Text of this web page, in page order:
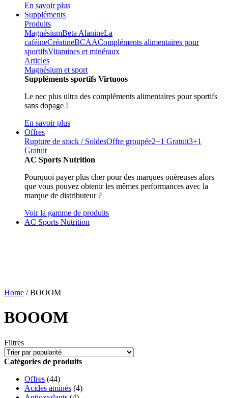
En savoir plus
Suppléments
Produits
MagnésiumBeta AlanineLa
caféineCréatineBCAACompléments alimentaires pour
sportifsVitamines et minéraux
Articles
Magnésium et sport
Suppléments sportifs Virtuoos
Le nec plus ultra des compléments alimentaires pour sportifs
sans dopage !
En savoir plus
Offres
Rupture de stock / SoldesOffre groupée2+1 Gratuit3+1
Gratuit
AC Sports Nutrition
Pourquoi payer plus cher pour des marques onéreuses alors
que vous pouvez obtenir les mêmes performances avec la
marque de distributeur ?
Voir la gamme de produits
AC Sports Nutrition
Home / BOOOM
BOOOM
Filtres
Catégories de produits
Offres (44)
Acides aminés (4)